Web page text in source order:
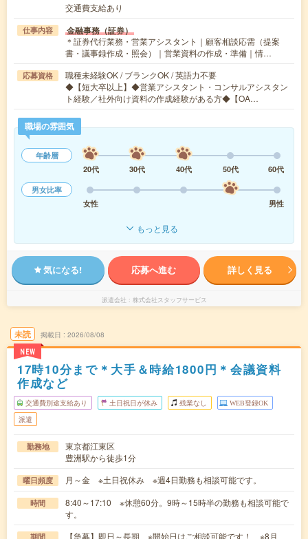
交通費支給あり
仕事内容 金融事務（証券）
＊証券代行業務・営業アシスタント｜顧客相談応需（提案
書・議事録作成・照会）｜営業資料の作成・準備｜情…
応募資格
職種未経験OK / ブランクOK / 英語力不要
◆【短大卒以上】◆営業アシスタント・コンサルアシスタン
ト経験／社外向け資料の作成経験がある方◆【OA…
職場の雰囲気
年齢層
20代
30代 40代 50代
60代
男女比率
女性
男性
もっと見る
気になる! 応募へ進む 詳しく見る
派遣会社 株式会社スタッフサービス
未読
NEW
掲載日 2026/08/08
17時10分まで＊大手＆時給1800円＊会議資料
作成など
交通費別途支給あり 土日祝日が休み 残業なし WEB登録OK
派遣
勤務地
東京都江東区
豊洲駅から徒歩1分
曜日頻度 月～金 ※土日祝休み ※週4日勤務も相談可能です。
時間
8:40～17:10 ※休憩60分。9時～15時半の勤務も相談可能で
す。
期間 【急募】即日～長期 ※開始日はご相談可能です！ ※8月